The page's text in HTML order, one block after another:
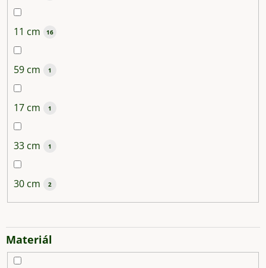
11 cm 16
59 cm 1
17 cm 1
33 cm 1
30 cm 2
Materiál